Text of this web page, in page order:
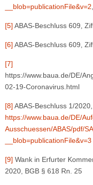
__blob=publicationFile&v=2
[5] ABAS-Beschluss 609,
[6] ABAS-Beschluss 609,
[7]
https://www.baua.de/DE/
02-19-Coronavirus.html
[8] ABAS-Beschluss 1/2020,
https://www.baua.de/DE/
Ausschuessen/ABAS/pdf/
__blob=publicationFile&v=3
[9] Wank in Erfurter
2020, BGB § 618 Rn. 25